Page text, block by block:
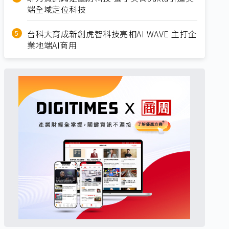
端全域定位科技
台科大育成新創虎智科技亮相AI WAVE 主打企
業地端AI商用